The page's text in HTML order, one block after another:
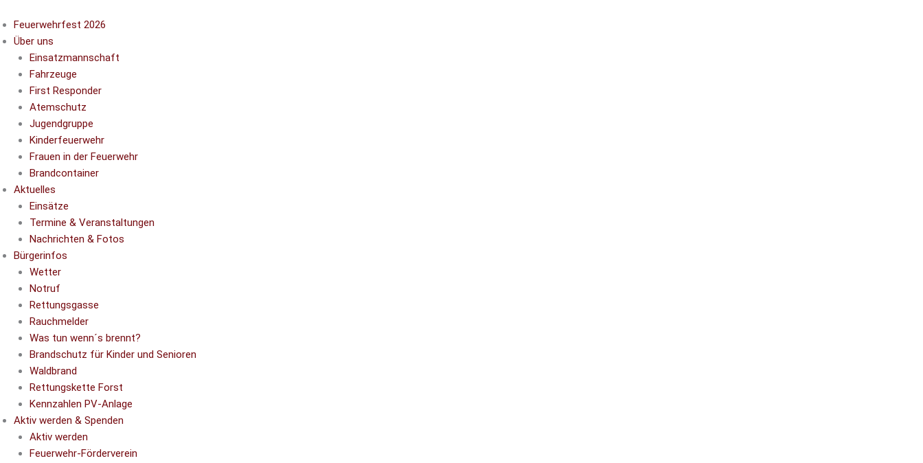
Inhalt
springen
Feuerwehrfest 2026
Über uns
Einsatzmannschaft
Fahrzeuge
First Responder
Atemschutz
Jugendgruppe
Kinderfeuerwehr
Frauen in der Feuerwehr
Brandcontainer
Aktuelles
Einsätze
Termine & Veranstaltungen
Nachrichten & Fotos
Bürgerinfos
Wetter
Notruf
Rettungsgasse
Rauchmelder
Was tun wenn´s brennt?
Brandschutz für Kinder und Senioren
Waldbrand
Rettungskette Forst
Kennzahlen PV-Anlage
Aktiv werden & Spenden
Aktiv werden
Feuerwehr-Förderverein